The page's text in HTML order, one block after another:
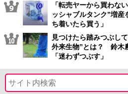
「転売ヤーから買わな
ッシャブルタンク”増
ち着いたら買う」
見つけたら踏みつぶし
外来生物”とは？ 鈴木
「迷わずつぶす」